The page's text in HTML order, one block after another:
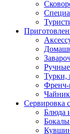
Турки,
Френч-
Сервировка
Блюда